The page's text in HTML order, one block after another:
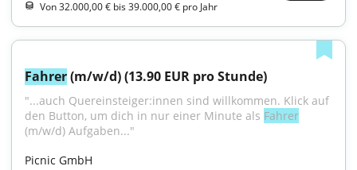
Von 32.000,00 € bis 39.000,00 € pro Jahr
Fahrer (m/w/d) (13.90 EUR pro Stunde)
"...auch Quereinsteiger:innen sind willkommen. Klick auf
den Button, um dich in nur einer Minute als Fahrer
(m/w/d) Aufgaben..."
Picnic GmbH